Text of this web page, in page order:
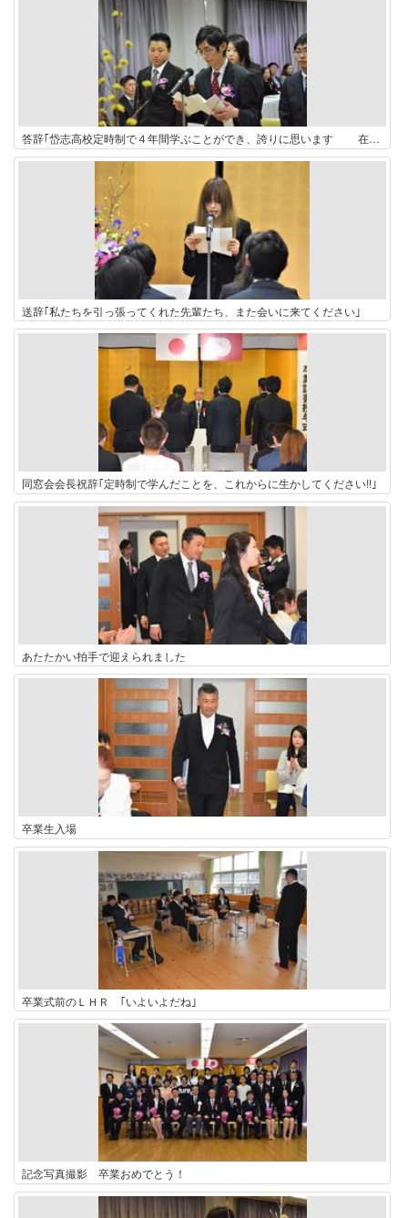
答辞｢岱志高校定時制で４年間学ぶことができ、誇りに思います 在校生も頑張ってください!!｣
送辞｢私たちを引っ張ってくれた先輩たち、また会いに来てください｣
同窓会会長祝辞｢定時制で学んだことを、これからに生かしてください!!｣
あたたかい拍手で迎えられました
卒業生入場
卒業式前のＬＨＲ ｢いよいよだね｣
記念写真撮影 卒業おめでとう！